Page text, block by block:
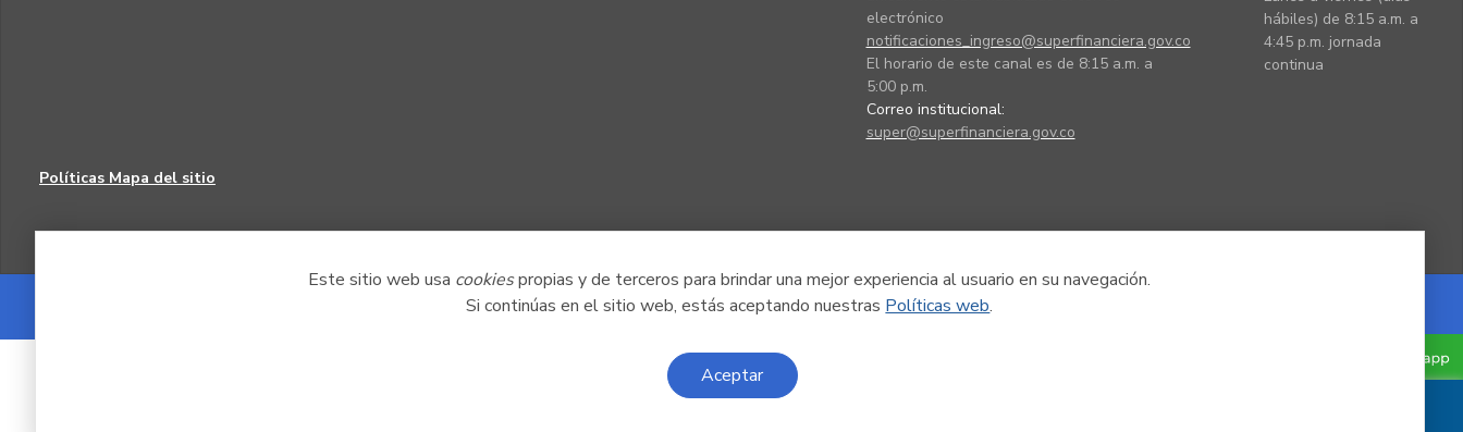
Este sitio web usa cookiespropias y de terceros para brindar una mejor experiencia al usuario en su navegación.
Si continúas en el sitio web, estás aceptando nuestras Políticas web.
Aceptar
electrónico
notificaciones_ingreso@superfinanciera.gov.co
El horario de este canal es de 8:15 a.m. a
5:00 p.m.
Correo institucional:
super@superfinanciera.gov.co
hábiles) de 8:15 a.m. a
4:45 p.m. jornada
continua
Políticas Mapa del sitio
Powered by Nexura